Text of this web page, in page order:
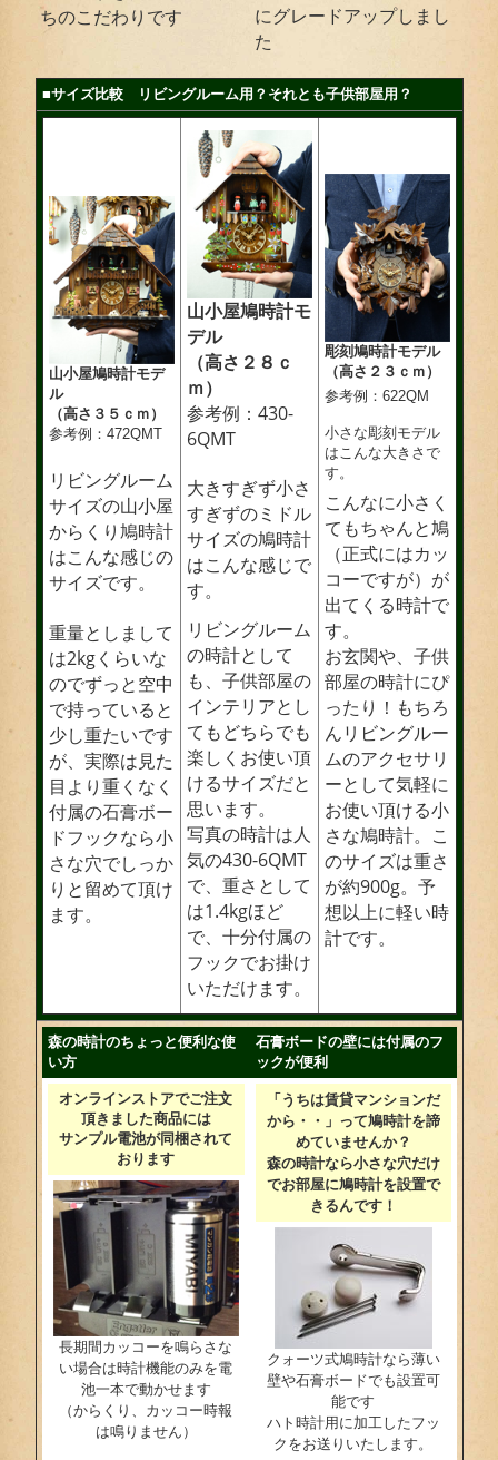
ちのこだわりです
にグレードアップしまし
た
■サイズ比較 リビングルーム用？それとも子供部屋用？
山小屋鳩時計モデ
ル
（高さ３５ｃｍ）
参考例：472QMT
リビングルーム
サイズの山小屋
からくり鳩時計
はこんな感じの
サイズです。
重量としまして
は2kgくらいな
のでずっと空中
で持っていると
少し重たいです
が、実際は見た
目より重くなく
付属の石膏ボー
ドフックなら小
さな穴でしっか
りと留めて頂け
ます。
山小屋鳩時計モ
デル
（高さ２８ｃ
ｍ）
参考例：430-
6QMT
大きすぎず小さ
すぎずのミドル
サイズの鳩時計
はこんな感じで
す。
リビングルーム
の時計として
も、子供部屋の
インテリアとし
てもどちらでも
楽しくお使い頂
けるサイズだと
思います。
写真の時計は人
気の430-6QMT
で、重さとして
は1.4kgほど
で、十分付属の
フックでお掛け
いただけます。
彫刻鳩時計モデル
（高さ２３ｃｍ）
参考例：622QM
小さな彫刻モデル
はこんな大きさで
す。
こんなに小さく
てもちゃんと鳩
（正式にはカッ
コーですが）が
出てくる時計で
す。
お玄関や、子供
部屋の時計にぴ
ったり！もちろ
んリビングルー
ムのアクセサリ
ーとして気軽に
お使い頂ける小
さな鳩時計。こ
のサイズは重さ
が約900g。予
想以上に軽い時
計です。
森の時計のちょっと便利な使
い方
石膏ボードの壁には付属のフ
ックが便利
オンラインストアでご注文
頂きました商品には
サンプル電池が同梱されて
おります
長期間カッコーを鳴らさな
い場合は時計機能のみを電
池一本で動かせます
（からくり、カッコー時報
は鳴りません）
「うちは賃貸マンションだ
から・・」って鳩時計を諦
めていませんか？
森の時計なら小さな穴だけ
でお部屋に鳩時計を設置で
きるんです！
クォーツ式鳩時計なら薄い
壁や石膏ボードでも設置可
能です
ハト時計用に加工したフッ
クをお送りいたします。